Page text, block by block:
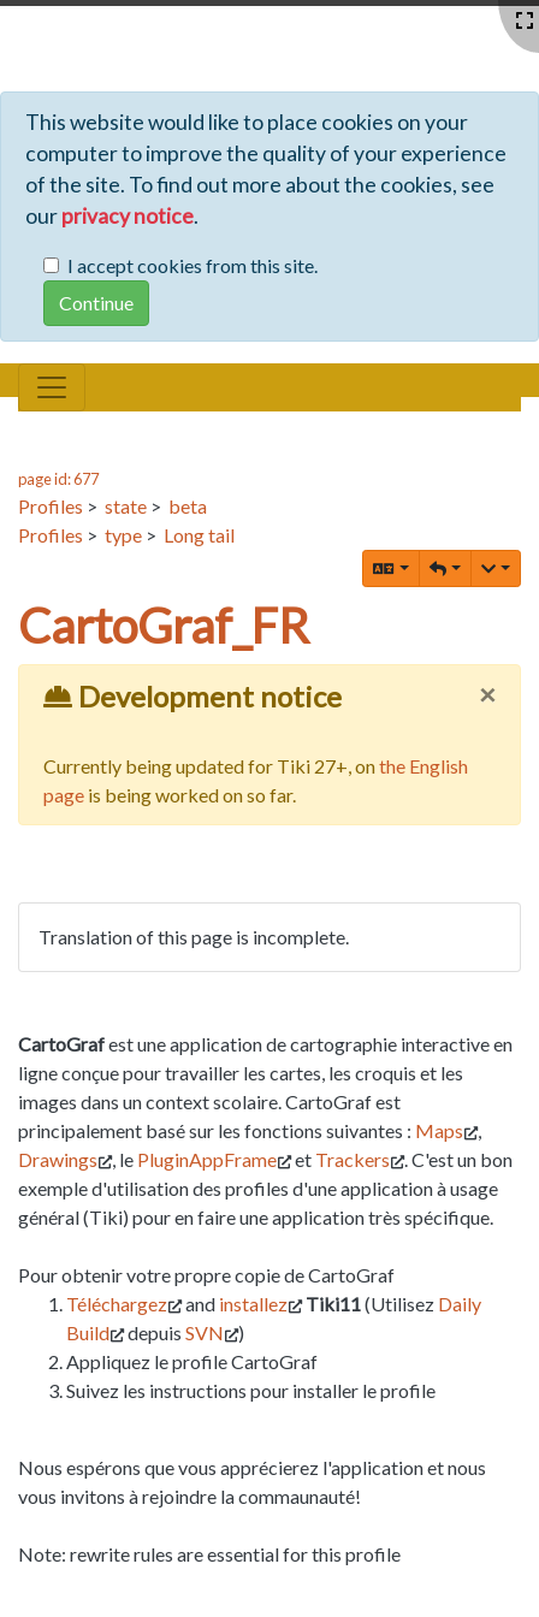
This website would like to place cookies on your
computer to improve the quality of your experience
of the site. To find out more about the cookies, see
ourprivacy notice.
I accept cookies from this site.
page id: 677
Profiles > state > beta
Profiles > type > Long tail
CartoGraf_FR
×
Development notice
Currently being updated for Tiki 27+, onthe English
page is being worked on so far.
Translation of this page is incomplete.
CartoGrafest une application de cartographie interactive en
ligne conçue pour travailler les cartes, les croquis et les
images dans un context scolaire. CartoGraf est
principalement basé sur les fonctions suivantes : Maps
,
Drawings
, le PluginAppFrame et Trackers
. C'est un bon
exemple d'utilisation des profiles d'une application à usage
général (Tiki) pour en faire une application très spécifique.
Pour obtenir votre propre copie de CartoGraf
Téléchargez
and installez Tiki11(Utilisez Daily
Build
depuis SVN
)
Appliquez le profile CartoGraf
Suivez les instructions pour installer le profile
Nous espérons que vous apprécierez l'application et nous
vous invitons à rejoindre la commaunauté!
Note: rewrite rules are essential for this profile
Profiles - Tiki Wiki CMS Groupware